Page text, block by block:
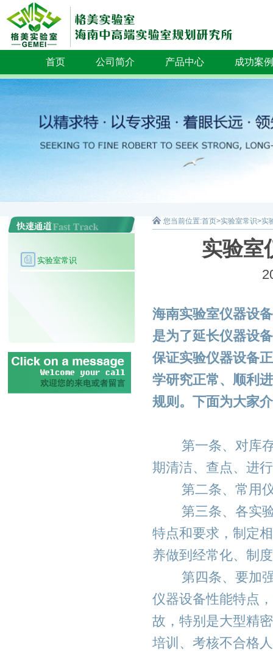
首页 公司简介 产品中心 成功案例
实验室常识
您当前位置:首页>实验室常识>实
实验室
海南实验室仪器设
是为了延长仪器设
保证实验仪器设备
学研究正常、顺利
规则。下面为大家
第一条、对库存
期清洁、查点、进
第二条、常用仪
第三条、各实验
特点和要求，制定
养做到经常化、制
第四条、要加强
仪器设备性能特点
故，特别是大型精
培训、考核不合格